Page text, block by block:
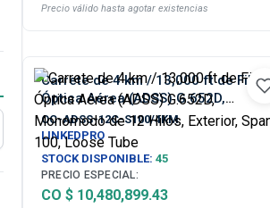
Precio válido hasta agotar existencias
Carrete de 4 km / 13,000 ft de Fibra
Óptica Aérea (ADSS) G.652D,
Monomodo de 12 Hilos, Exterior,
Span 100, Loose Tube
OC-ADSS-12C-S100/4KM
LINKEDPRO
STOCK DISPONIBLE: 45
PRECIO ESPECIAL:
CO $ 10,480,899.43